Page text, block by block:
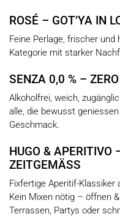
ROSÉ – GOT’YA IN
Feine Perlage, frischer
Kategorie mit starker
SENZA 0,0 % –
Alkoholfrei, weich,
alle, die bewusst
Geschmack.
HUGO & APERITIVO
ZEITGEMÄSS
Fixfertige Aperitif-
Kein Mixen nötig – öffnen
Terrassen, Partys oder